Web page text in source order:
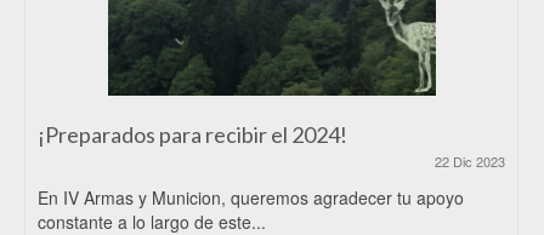
¡Preparados para recibir el 2024!
22 Dic 2023
En IV Armas y Municion, queremos agradecer tu apoyo
constante a lo largo de este...